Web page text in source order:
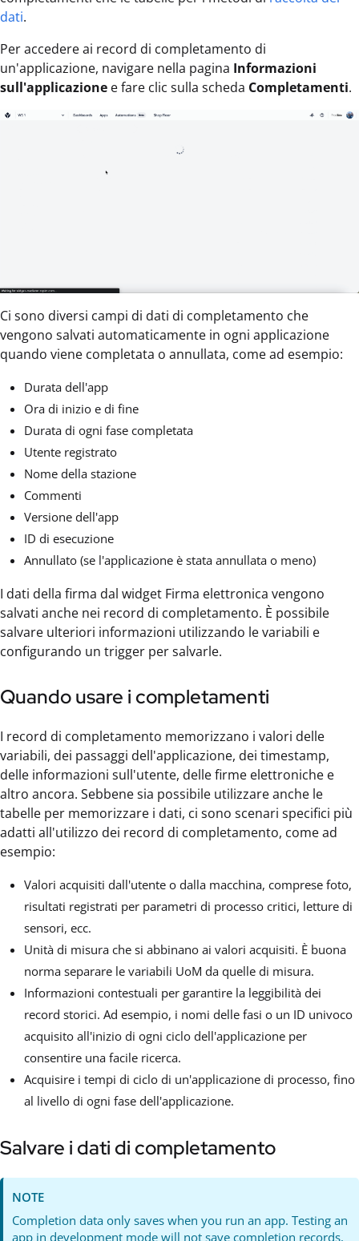
dati.
Per accedere ai record di completamento di
un'applicazione, navigare nella pagina Informazioni
sull'applicazione e fare clic sulla scheda Completamenti.
Ci sono diversi campi di dati di completamento che
vengono salvati automaticamente in ogni applicazione
quando viene completata o annullata, come ad esempio:
Durata dell'app
Ora di inizio e di fine
Durata di ogni fase completata
Utente registrato
Nome della stazione
Commenti
Versione dell'app
ID di esecuzione
Annullato (se l'applicazione è stata annullata o meno)
I dati della firma dal widget Firma elettronica vengono
salvati anche nei record di completamento. È possibile
salvare ulteriori informazioni utilizzando le variabili e
configurando un trigger per salvarle.
Quando usare i completamenti
I record di completamento memorizzano i valori delle
variabili, dei passaggi dell'applicazione, dei timestamp,
delle informazioni sull'utente, delle firme elettroniche e
altro ancora. Sebbene sia possibile utilizzare anche le
tabelle per memorizzare i dati, ci sono scenari specifici più
adatti all'utilizzo dei record di completamento, come ad
esempio:
Valori acquisiti dall'utente o dalla macchina, comprese foto,
risultati registrati per parametri di processo critici, letture di
sensori, ecc.
Unità di misura che si abbinano ai valori acquisiti. È buona
norma separare le variabili UoM da quelle di misura.
Informazioni contestuali per garantire la leggibilità dei
record storici. Ad esempio, i nomi delle fasi o un ID univoco
acquisito all'inizio di ogni ciclo dell'applicazione per
consentire una facile ricerca.
Acquisire i tempi di ciclo di un'applicazione di processo, fino
al livello di ogni fase dell'applicazione.
Salvare i dati di completamento
NOTE
Completion data only saves when you run an app. Testing an
app in development mode will not save completion records,